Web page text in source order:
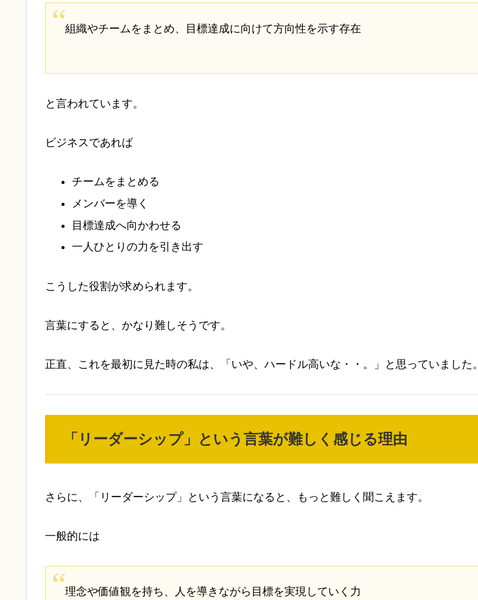
組織やチームをまとめ、目標達成に向けて方向性を示す存在
と言われています。
ビジネスであれば
チームをまとめる
メンバーを導く
目標達成へ向かわせる
一人ひとりの力を引き出す
こうした役割が求められます。
言葉にすると、かなり難しそうです。
正直、これを最初に見た時の私は、「いや、ハードル高いな・・。」と思っていました。
「リーダーシップ」という言葉が難しく感じる理由
さらに、「リーダーシップ」という言葉になると、もっと難しく聞こえます。
一般的には
理念や価値観を持ち、人を導きながら目標を実現していく力